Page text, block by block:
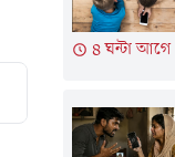
৪ ঘন্টা আগে